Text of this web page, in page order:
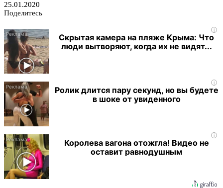
25.01.2020
Поделитесь
i
Скрытая камера на пляже Крыма: Что
люди вытворяют, когда их не видят...
i
Ролик длится пару секунд, но вы будете
в шоке от увиденного
i
Королева вагона отожгла! Видео не
оставит равнодушным